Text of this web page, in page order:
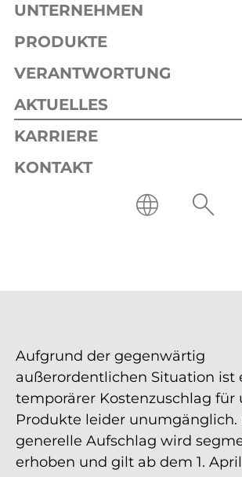
UNTERNEHMEN
PRODUKTE
VERANTWORTUNG
AKTUELLES
KARRIERE
KONTAKT
Preiszuschlag zum 1.
Aufgrund der gegenwärtig
außerordentlichen Situation ist
temporärer Kostenzuschlag für
Produkte leider unumgänglich.
generelle Aufschlag wird
erhoben und gilt ab dem 1.